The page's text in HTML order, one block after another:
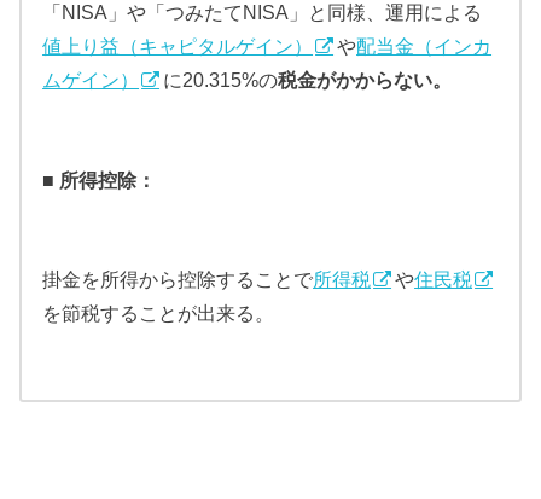
「NISA」や「つみたてNISA」と同様、運用による
値上り益（キャピタルゲイン）
や配当金（インカ
ムゲイン）
に20.315%の税金がかからない。
■ 所得控除：
掛金を所得から控除することで所得税 や住民税
を節税することが出来る。